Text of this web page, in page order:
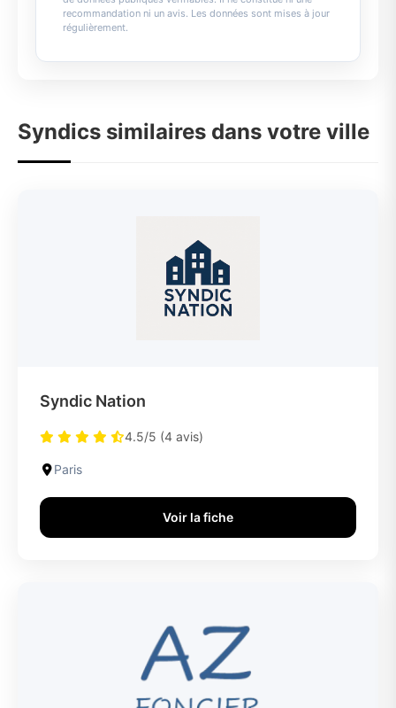
recommandation ni un avis. Les données sont mises à jour
régulièrement.
Syndics similaires dans votre ville
Syndic Nation
4.5/5 (4 avis)
Paris
Voir la fiche